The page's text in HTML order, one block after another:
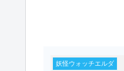
妖怪ウォッチエルダ